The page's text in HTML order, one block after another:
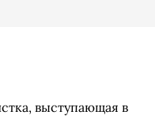
выступающая в